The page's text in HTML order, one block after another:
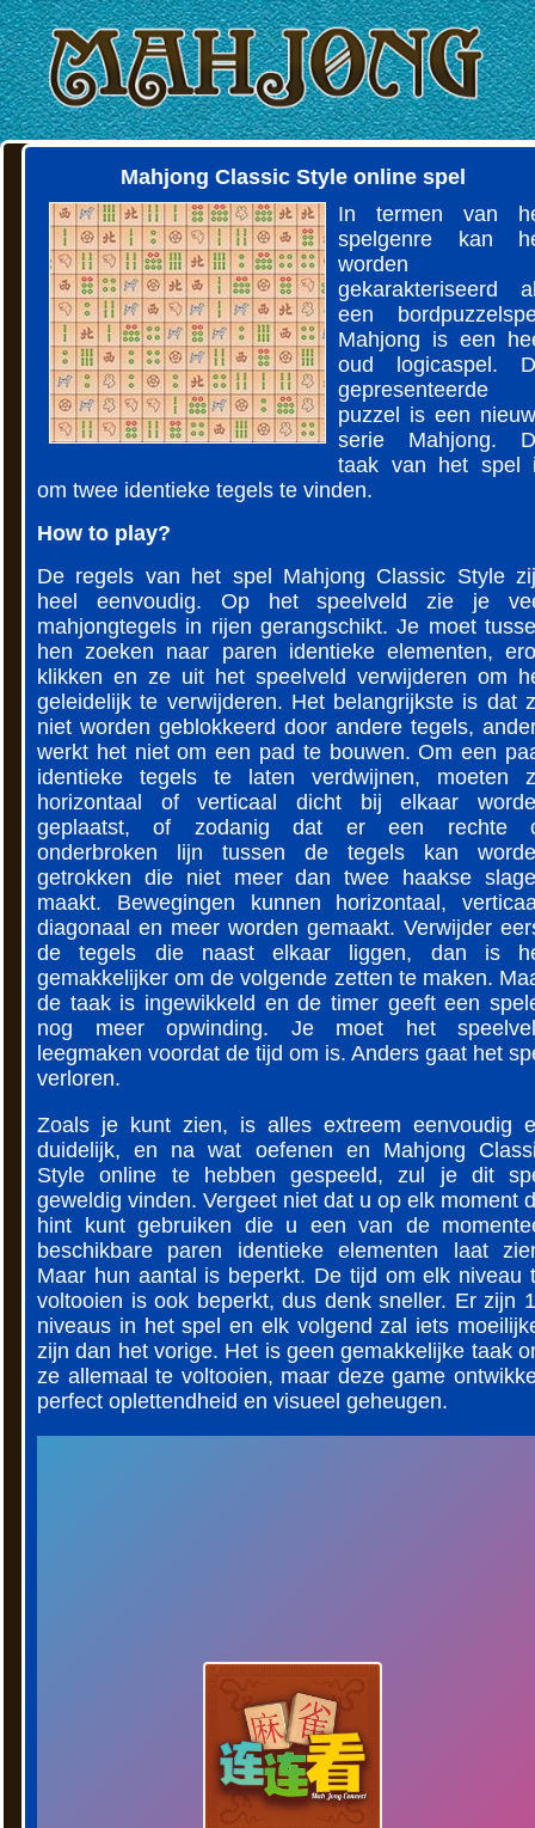
Mahjong Classic Style online spel
In termen van
spelgenre kan
worden
gekarakteriseerd
een
Mahjong is een
oud logicaspel.
gepresenteerde
puzzel is een
serie Mahjong.
taak van het spel
om twee identieke tegels te vinden.
How to play?
De regels van het spel Mahjong Classic Style
heel eenvoudig. Op het speelveld zie je
mahjongtegels in rijen gerangschikt. Je moet
hen zoeken naar paren identieke elementen,
klikken en ze uit het speelveld verwijderen om
geleidelijk te verwijderen. Het belangrijkste is dat
niet worden geblokkeerd door andere tegels,
werkt het niet om een ​​pad te bouwen. Om een
identieke tegels te laten verdwijnen, moeten
horizontaal of verticaal dicht bij elkaar
geplaatst, of zodanig dat er een rechte
onderbroken lijn tussen de tegels kan
getrokken die niet meer dan twee haakse
maakt. Bewegingen kunnen horizontaal,
diagonaal en meer worden gemaakt. Verwijder
de tegels die naast elkaar liggen, dan is
gemakkelijker om de volgende zetten te maken.
de taak is ingewikkeld en de timer geeft een
nog meer opwinding. Je moet het
leegmaken voordat de tijd om is. Anders gaat het
verloren.
Zoals je kunt zien, is alles extreem eenvoudig
duidelijk, en na wat oefenen en Mahjong
Style online te hebben gespeeld, zul je dit
geweldig vinden. Vergeet niet dat u op elk moment
hint kunt gebruiken die u een van de
beschikbare paren identieke elementen laat
Maar hun aantal is beperkt. De tijd om elk niveau
voltooien is ook beperkt, dus denk sneller. Er zijn
niveaus in het spel en elk volgend zal iets
zijn dan het vorige. Het is geen gemakkelijke taak
ze allemaal te voltooien, maar deze game
perfect oplettendheid en visueel geheugen.